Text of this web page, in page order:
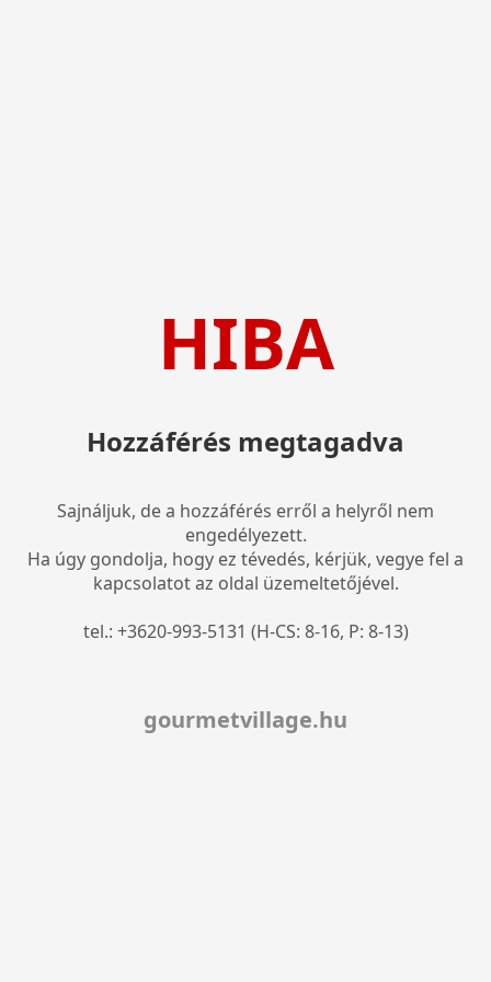
HIBA
Hozzáférés megtagadva
Sajnáljuk, de a hozzáférés erről a helyről nem
engedélyezett.
Ha úgy gondolja, hogy ez tévedés, kérjük, vegye fel a
kapcsolatot az oldal üzemeltetőjével.
tel.: +3620-993-5131 (H-CS: 8-16, P: 8-13)
gourmetvillage.hu